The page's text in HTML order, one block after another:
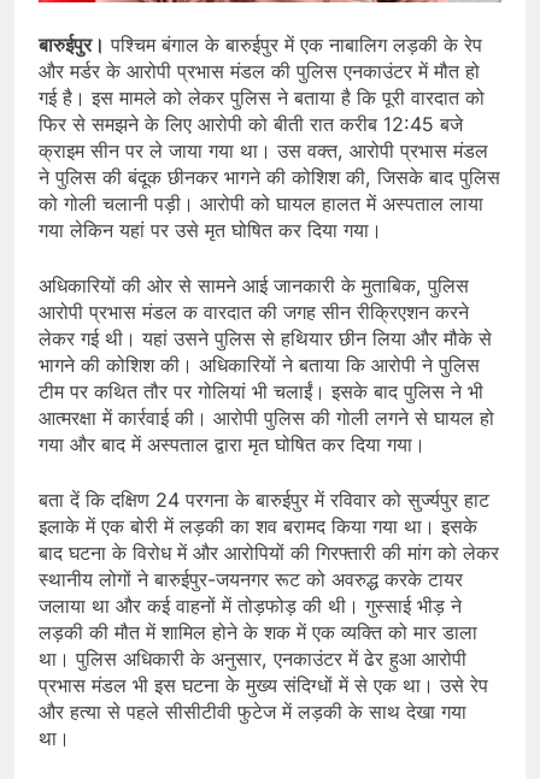
बारुईपुर। पश्चिम बंगाल के बारुईपुर में एक नाबालिग लड़की के रेप
और मर्डर के आरोपी प्रभास मंडल की पुलिस एनकाउंटर में मौत हो
गई है। इस मामले को लेकर पुलिस ने बताया है कि पूरी वारदात को
फिर से समझने के लिए आरोपी को बीती रात करीब 12:45 बजे
क्राइम सीन पर ले जाया गया था। उस वक्त, आरोपी प्रभास मंडल
ने पुलिस की बंदूक छीनकर भागने की कोशिश की, जिसके बाद पुलिस
को गोली चलानी पड़ी। आरोपी को घायल हालत में अस्पताल लाया
गया लेकिन यहां पर उसे मृत घोषित कर दिया गया।
अधिकारियों की ओर से सामने आई जानकारी के मुताबिक, पुलिस
आरोपी प्रभास मंडल क वारदात की जगह सीन रीक्रिएशन करने
लेकर गई थी। यहां उसने पुलिस से हथियार छीन लिया और मौके से
भागने की कोशिश की। अधिकारियों ने बताया कि आरोपी ने पुलिस
टीम पर कथित तौर पर गोलियां भी चलाईं। इसके बाद पुलिस ने भी
आत्मरक्षा में कार्रवाई की। आरोपी पुलिस की गोली लगने से घायल हो
गया और बाद में अस्पताल द्वारा मृत घोषित कर दिया गया।
बता दें कि दक्षिण 24 परगना के बारुईपुर में रविवार को सुर्ज्यपुर हाट
इलाके में एक बोरी में लड़की का शव बरामद किया गया था। इसके
बाद घटना के विरोध में और आरोपियों की गिरफ्तारी की मांग को लेकर
स्थानीय लोगों ने बारुईपुर-जयनगर रूट को अवरुद्ध करके टायर
जलाया था और कई वाहनों में तोड़फोड़ की थी। गुस्साई भीड़ ने
लड़की की मौत में शामिल होने के शक में एक व्यक्ति को मार डाला
था। पुलिस अधिकारी के अनुसार, एनकाउंटर में ढेर हुआ आरोपी
प्रभास मंडल भी इस घटना के मुख्य संदिग्धों में से एक था। उसे रेप
और हत्या से पहले सीसीटीवी फुटेज में लड़की के साथ देखा गया
था।